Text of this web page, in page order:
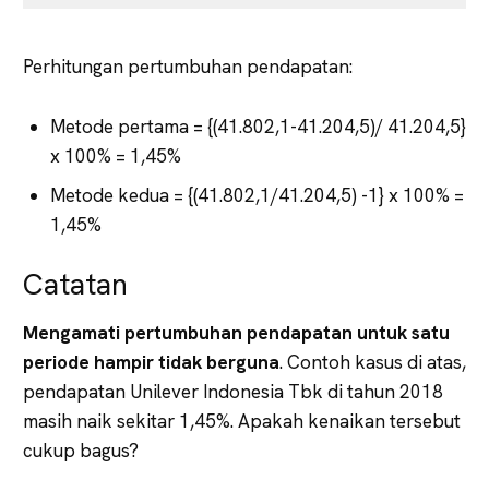
Perhitungan pertumbuhan pendapatan:
Metode pertama = {(41.802,1-41.204,5)/ 41.204,5}
x 100% = 1,45%
Metode kedua = {(41.802,1/41.204,5) -1} x 100% =
1,45%
Catatan
Mengamati pertumbuhan pendapatan untuk satu
periode hampir tidak berguna. Contoh kasus di atas,
pendapatan Unilever Indonesia Tbk di tahun 2018
masih naik sekitar 1,45%. Apakah kenaikan tersebut
cukup bagus?